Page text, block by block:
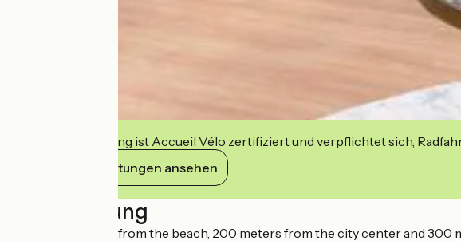
Diese Einrichtung ist Accueil Vélo zertifiziert und verpflichtet sich,
Ihre Verpflichtungen ansehen
Beschreibung
Enjoy 100 meters from the beach, 200 meters from the city center and